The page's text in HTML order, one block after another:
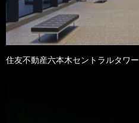
住友不動産六本木セントラルタワー